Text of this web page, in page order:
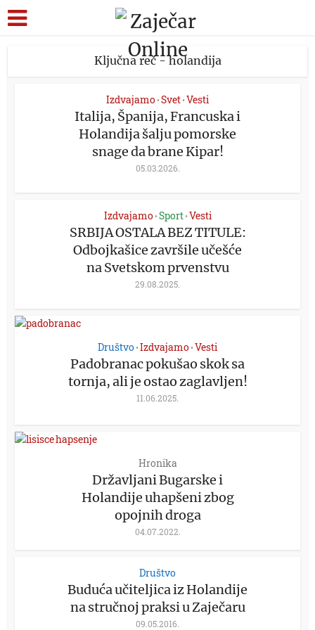
Ključna reč - holandija
Izdvajamo•Svet•Vesti
Italija, Španija, Francuska i
Holandija šalju pomorske
snage da brane Kipar!
05.03.2026.
Izdvajamo •Sport •Vesti
SRBIJA OSTALA BEZ TITULE:
Odbojkašice završile učešće
na Svetskom prvenstvu
29.08.2025.
Društvo•Izdvajamo•Vesti
Padobranac pokušao skok sa
tornja, ali je ostao zaglavljen!
11.06.2025.
Hronika
Državljani Bugarske i
Holandije uhapšeni zbog
opojnih droga
04.07.2022.
Društvo
Buduća učiteljica iz Holandije
na stručnoj praksi u Zaječaru
09.05.2016.